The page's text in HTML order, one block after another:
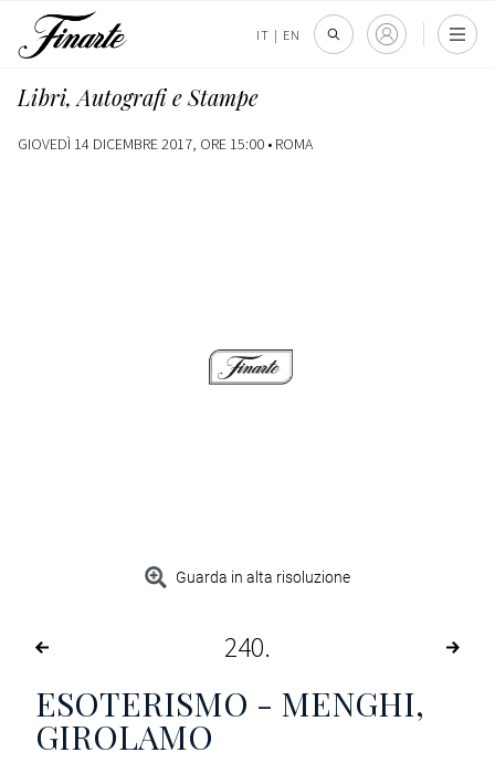
IT | EN
Libri, Autografi e Stampe
GIOVEDÌ 14 DICEMBRE 2017, ORE 15:00 • ROMA
Guarda in alta risoluzione
240
ESOTERISMO - MENGHI,
GIROLAMO